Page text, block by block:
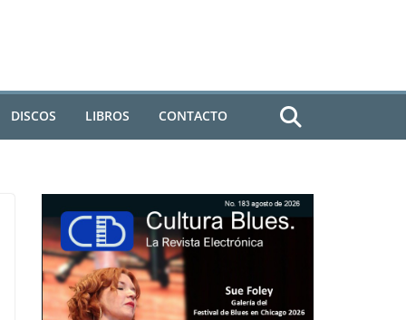
DISCOS LIBROS CONTACTO